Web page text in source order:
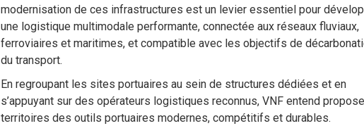
modernisation de ces infrastructures est un levier essentiel pour
une logistique multimodale performante, connectée aux réseaux fluviaux,
ferroviaires et maritimes, et compatible avec les objectifs de
du transport.
En regroupant les sites portuaires au sein de structures dédiées et en
s’appuyant sur des opérateurs logistiques reconnus, VNF entend
territoires des outils portuaires modernes, compétitifs et durables.